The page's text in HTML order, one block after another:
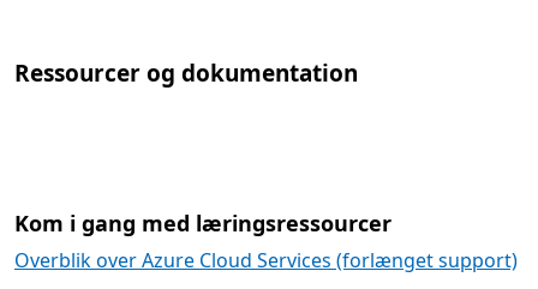
Ressourcer og dokumentation
Kom i gang med læringsressourcer
Overblik over Azure Cloud Services (forlænget support)